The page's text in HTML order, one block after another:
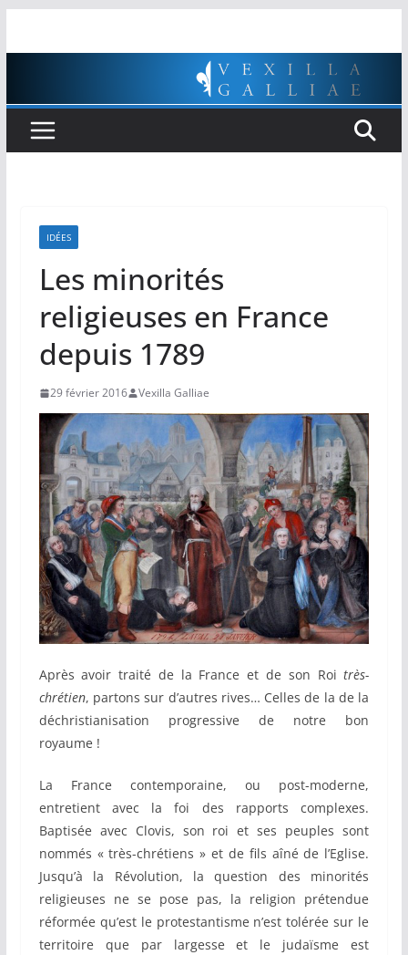
IDÉES
Les minorités
religieuses en France
depuis 1789
29 février 2016 Vexilla Galliae
Après avoir traité de la France et de son Roitrès-
chrétien, partons sur d’autres rives… Celles de la de la
déchristianisation progressive de notre bon
royaume !
La France contemporaine, ou post-moderne,
entretient avec la foi des rapports complexes.
Baptisée avec Clovis, son roi et ses peuples sont
nommés « très-chrétiens » et de fils aîné de l’Eglise.
Jusqu’à la Révolution, la question des minorités
religieuses ne se pose pas, la religion prétendue
réformée qu’est le protestantisme n’est tolérée sur le
territoire que par largesse et le judaïsme est